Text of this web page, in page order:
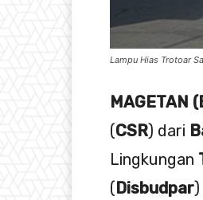
Lampu Hias Trotoar
MAGETAN
(CSR) dari
Lingkungan
(Disbudpar)